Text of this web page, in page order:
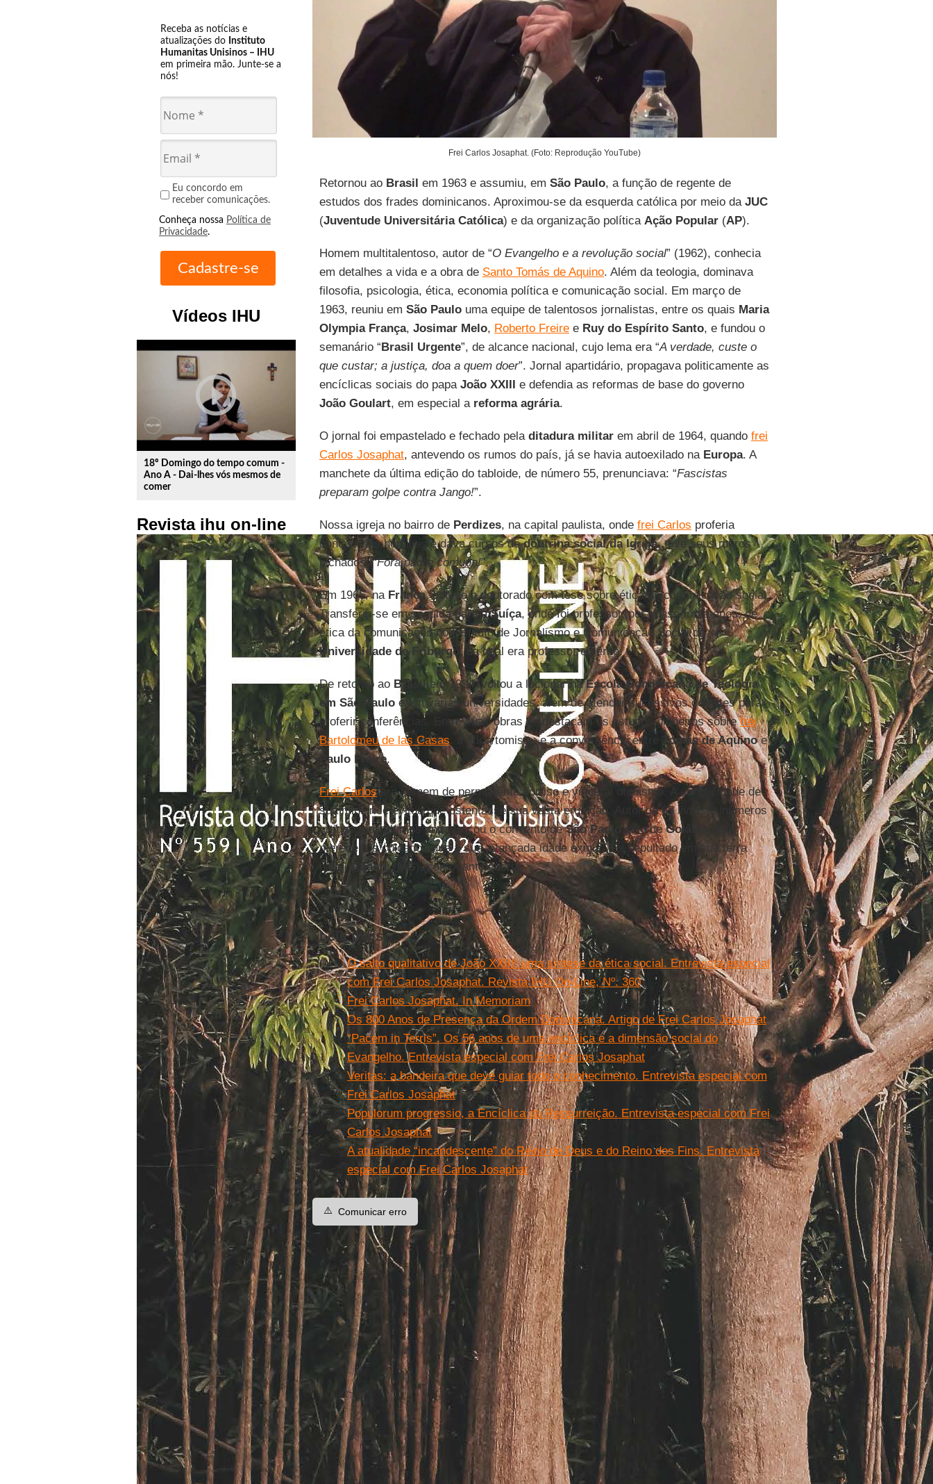
Receba as notícias e
atualizações do Instituto
Humanitas Unisinos – IHU
em primeira mão. Junte-se a
nós!
Eu concordo em
receber comunicações.
Conheça nossa Política de
Privacidade.
Vídeos IHU
play_circle_outline
18º Domingo do tempo comum -
Ano A - Dai-lhes vós mesmos de
comer
Revista ihu on-line
Frei Carlos Josaphat. (Foto: Reprodução YouTube)
Retornou ao Brasil em 1963 e assumiu, em São Paulo, a função de regente de
estudos dos frades dominicanos. Aproximou-se da esquerda católica por meio da JUC
(Juventude Universitária Católica) e da organização política Ação Popular(AP).
Homem multitalentoso, autor de “O Evangelho e a revolução social” (1962), conhecia
em detalhes a vida e a obra de Santo Tomás de Aquino. Além da teologia, dominava
filosofia, psicologia, ética, economia política e comunicação social. Em março de
1963, reuniu em São Paulouma equipe de talentosos jornalistas, entre os quais Maria
Olympia França, Josimar Melo, Roberto Freiree Ruy do Espírito Santo, e fundou o
semanário “ Brasil Urgente”, de alcance nacional, cujo lema era “A verdade, custe o
que custar; a justiça, doa a quem doer”. Jornal apartidário, propagava politicamente as
encíclicas sociais do papa João XXIII
e defendia as reformas de base do governo
João Goulart, em especial a reforma agrária.
O jornal foi empastelado e fechado pela ditadura militarem abril de 1964, quando frei
Carlos Josaphat, antevendo os rumos do país, já se havia autoexilado na Europa. A
manchete da última edição do tabloide, de número 55, prenunciava: “Fascistas
preparam golpe contra Jango!”.
Nossa igreja no bairro de Perdizes, na capital paulista, onde frei Carlos proferia
concorridas homilias e dava cursos dedoutrina social da Igreja, teve seus muros
pichados: “Fora padre comuna!”.
Em 1965, na França, obteve o doutorado com tese sobre ética da comunicação social.
Transferiu-se em seguida para aSuíça, onde foi professor, por quase trinta anos, de
ética da comunicação no Instituto de Jornalismo e Comunicação Social da
Universidade de Friburgo , da qual era professor emérito.
De retorno ao Brasilem 1994, voltou a lecionar naEscola Dominicana de Teologia
em São Pauloe em várias universidades, além de atender sucessivos convites para
proferir conferências. Entre suas obras se destacam os estudos pioneiros sobrefrei
Bartolomeu de las Casas; a ética tomista; e a convergência entre Tomás de Aquinoe
Paulo Freire.
Frei Carlosera homem de permanente sorriso e visceral otimismo. A simplicidade de
sua mineirice evitou que ostentasse sua vasta erudição. Autor de 63 livros e inúmeros
artigos, nos últimos anos trocou o convento deSão Paulo pelo deGoiânia
merecer os cuidados que a sua avançada idade exigia. Foi sepultado em sua terra
natal, Abaeté( MG ), como tanto queria.
Leia mais
O salto qualitativo de João XXIII: uma síntese da ética social. Entrevista especial
com Frei Carlos Josaphat. Revista IHU On-Line, Nº. 360
Frei Carlos Josaphat. In Memoriam
Os 800 Anos de Presença da Ordem Dominicana. Artigo de Frei Carlos Josaphat
“Pacem in Terris”. Os 56 anos de uma encíclica e a dimensão social do
Evangelho. Entrevista especial com Frei Carlos Josaphat
Veritas: a bandeira que deve guiar todo o conhecimento. Entrevista especial com
Frei Carlos Josaphat
Populorum progressio, a Encíclica da Ressurreição. Entrevista especial com Frei
Carlos Josaphat
A atualidade “incandescente” do Reino de Deus e do Reino dos Fins. Entrevista
especial com Frei Carlos Josaphat
⚠️ Comunicar erro